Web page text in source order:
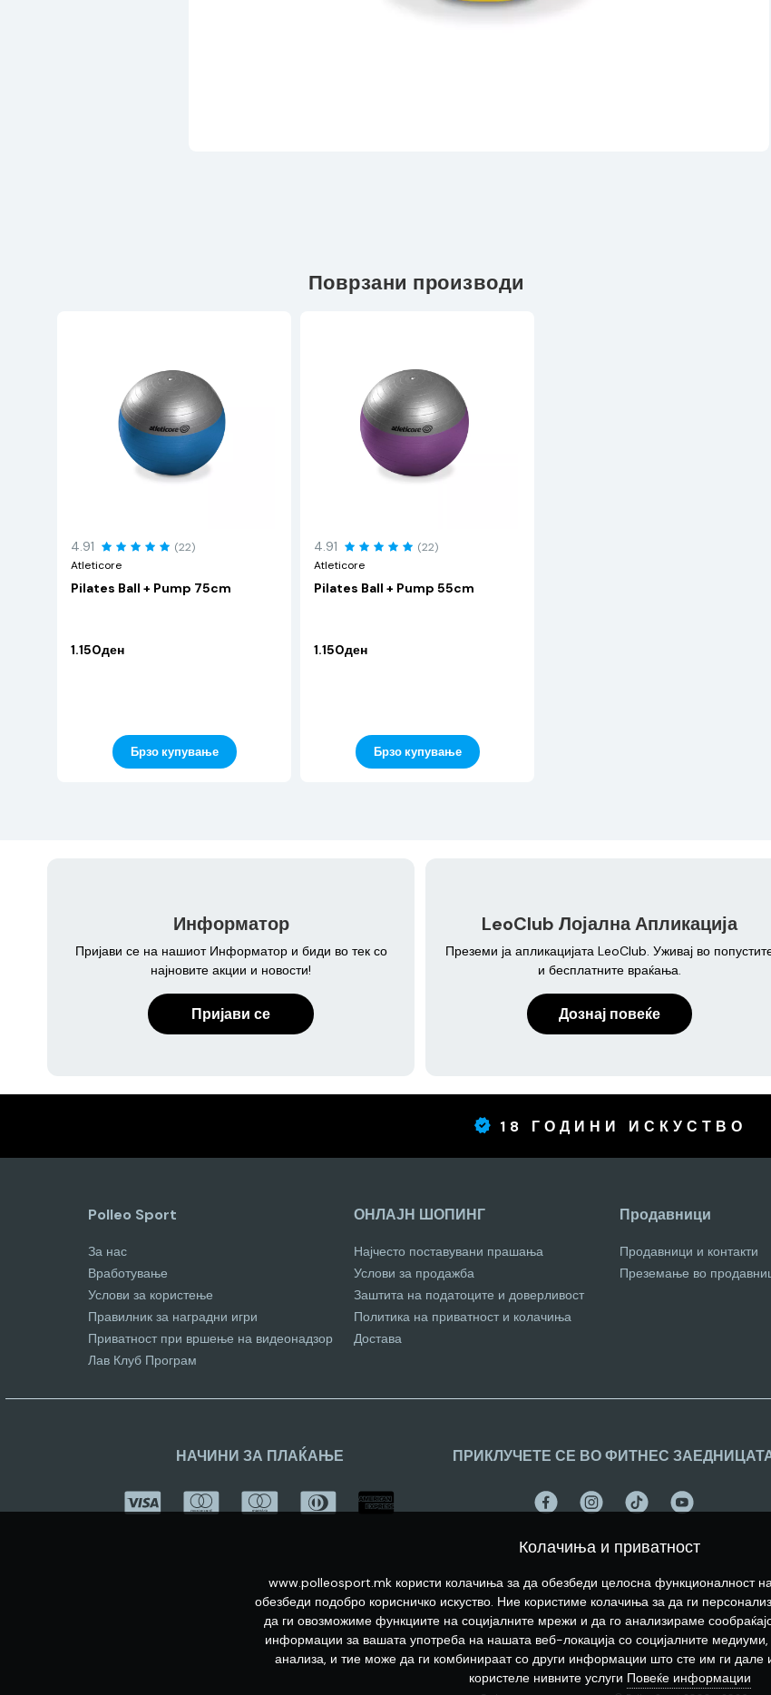
Поврзани производи
4.91
(22)
Atleticore
Pilates Ball + Pump 75cm
1.150ден
Брзо купување
4.91
(22)
Atleticore
Pilates Ball + Pump 55cm
1.150ден
Брзо купување
Информатор
Пријави се на нашиот Информатор и биди во тек со
најновите акции и новости!
Пријави се
LeoClub Лојална Апликација
Преземи ја апликацијата LeoClub. Уживај во
и бесплатните враќања.
Дознај повеќе
18 ГОДИНИ ИСКУСТВО
Polleo Sport
За нас
Вработување
Услови за користење
Правилник за наградни игри
Приватност при вршење на видеонадзор
Лав Клуб Програм
ОНЛАЈН ШОПИНГ
Најчесто поставувани прашања
Услови за продажба
Заштита на податоците и доверливост
Политика на приватност и колачиња
Достава
Продавници
Продавници и контакти
Преземање во
НАЧИНИ ЗА ПЛАЌАЊЕ ПРИКЛУЧЕТЕ СЕ ВО ФИТНЕС
Колачиња и приватност
www.polleosport.mk користи колачиња за да обезбеди целосна функционалност
обезбеди подобро корисничко искуство. Ние користиме колачиња за да ги
да ги овозможиме функциите на социјалните мрежи и да го анализираме
информации за вашата употреба на нашата веб-локација со социјалните
анализа, и тие може да ги комбинираат со други информации што сте им ги дале
користеле нивните услуги Повеќе информации